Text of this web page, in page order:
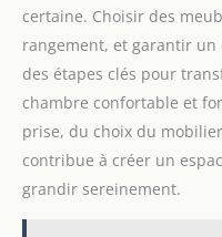
certaine. Choisir des
rangement, et garantir
des étapes clés pour
chambre confortable et
prise, du choix du
contribue à créer un
grandir sereinement.